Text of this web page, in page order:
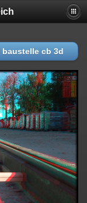
baustelle cb 3d